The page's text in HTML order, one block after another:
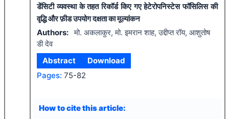
डेंसिटी व्यवस्था के तहत रिकॉर्ड किए गए हेटेरोपनिस्टेस फॉसिलिस की
वृद्धि और फ़ीड उपयोग दक्षता का मूल्यांकन
Authors: मो. अकलाकुर, मो. इमरान शाह, उद्दीप्त रॉय, आशुतोष
डी देव
Abstract
Download
Pages: 75-82
How to cite this article: